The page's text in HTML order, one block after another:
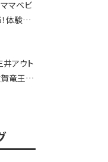
マベビ
体験プ
ちゃん
井アウト
賀竜王の
め！
！